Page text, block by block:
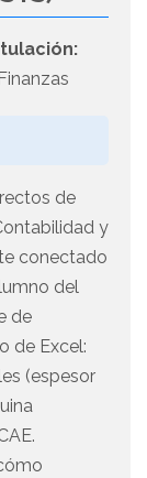
de
y
conectado
del
de
de Excel:
(espesor